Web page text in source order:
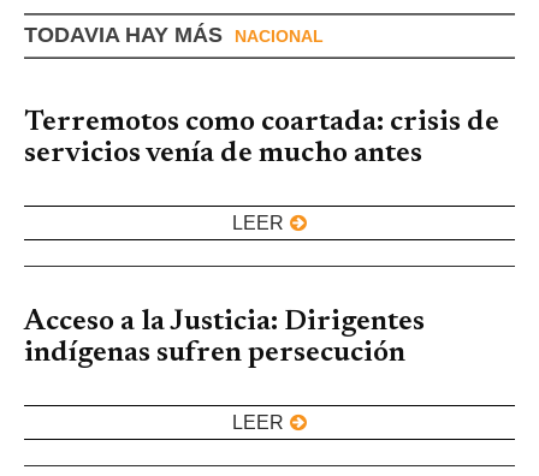
TODAVIA HAY MÁS NACIONAL
Terremotos como coartada: crisis de
servicios venía de mucho antes
LEER
Acceso a la Justicia: Dirigentes
indígenas sufren persecución
LEER